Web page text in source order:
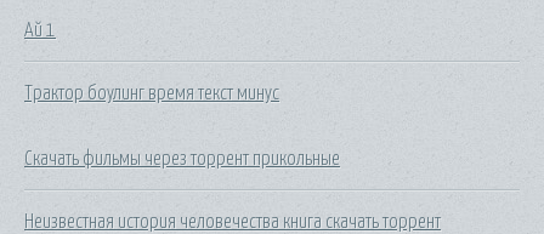
Ай 1
Трактор боулинг время текст минус
Скачать фильмы через торрент прикольные
Неизвестная история человечества книга скачать торрент